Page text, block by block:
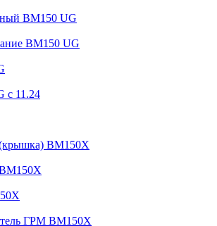
BM150 UG
BM150 UG
c 11.24
BM150X
ГРМ BM150X